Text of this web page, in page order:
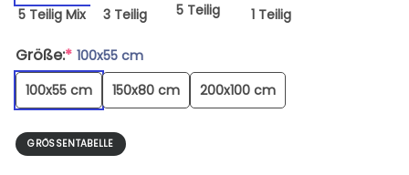
5 Teilig Mix 3 Teilig 5 Teilig 1 Teilig
Größe:* 100x55 cm
100x55 cm
150x80 cm 200x100 cm
GRÖSSENTABELLE